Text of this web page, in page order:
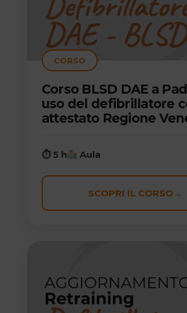
CORSO
Corso BLSD DAE a
uso del defibrillatore
attestato Regione
⏱ 5 h Aula
SCOPRI IL CORSO →